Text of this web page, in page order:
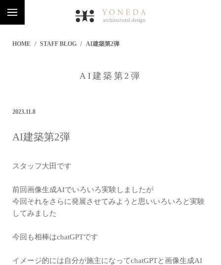
HOME STAFF BLOG AI建築第2弾
AI建築第2弾
2023.11.8
AI建築第2弾
スタッフ大田です
前回画像生成AIでいろいろ実験しましたが
今回それをさらに発展させてみようと思いいろいろと実験
してみました
今回も相棒はchatGPTです
イメージ的には自分が施主になってchatGPTと画像生成AI